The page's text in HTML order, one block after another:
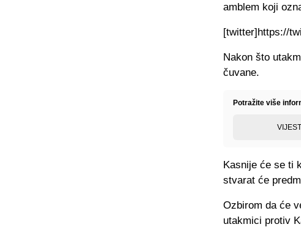
amblem koji
[twitter]https://
Nakon što
čuvane.
Potražite više
Kasnije će se ti
stvarat će
Ozbirom da će
utakmici protiv